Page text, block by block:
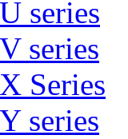
U series
V series
X Series
Y series